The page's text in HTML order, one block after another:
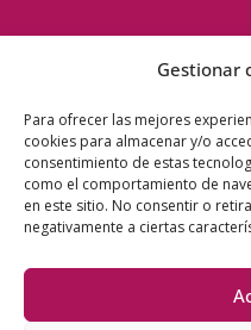
Gestionar
Para ofrecer las mejores
cookies para almacenar y/o
consentimiento de estas
como el comportamiento de
en este sitio. No consentir o
negativamente a ciertas
Copyright ©
legal |Política de
UE